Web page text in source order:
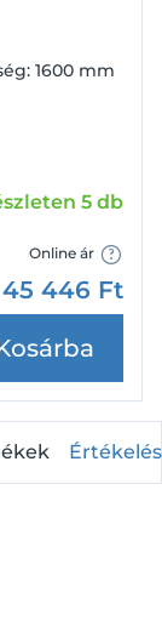
1600 mm
5 db
Online ár
45 446 Ft
Értékelés